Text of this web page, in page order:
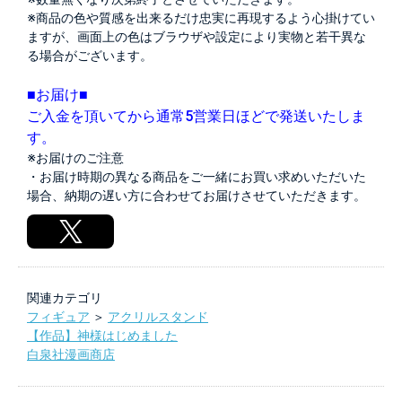
※商品の色や質感を出来るだけ忠実に再現するよう心掛けてい
ますが、画面上の色はブラウザや設定により実物と若干異な
る場合がございます。
■お届け■
ご入金を頂いてから通常5営業日ほどで発送いたしま
す。
※お届けのご注意
・お届け時期の異なる商品をご一緒にお買い求めいただいた
場合、納期の遅い方に合わせてお届けさせていただきます。
関連カテゴリ
フィギュア ＞ アクリルスタンド
【作品】神様はじめました
白泉社漫画商店